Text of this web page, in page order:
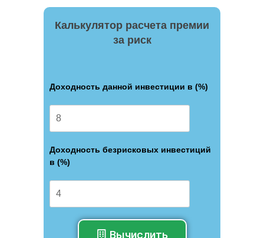
Калькулятор расчета премии
за риск
Доходность данной инвестиции в (%)
Доходность безрисковых инвестиций
в (%)
Вычислить